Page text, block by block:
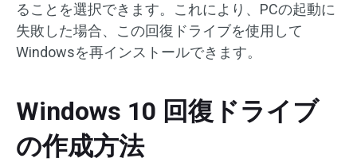
ることを選択できます。これにより、PCの起動に
失敗した場合、この回復ドライブを使用して
Windowsを再インストールできます。
Windows 10 回復ドライブ
の作成方法